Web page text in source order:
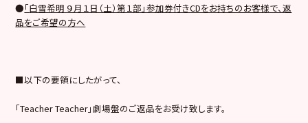
●「白雪希明 ９月１日（土）第１部」参加券付きCDをお持ちのお客様で、返
品をご希望の方へ
■以下の要領にしたがって、
「Teacher Teacher」劇場盤のご返品をお受け致します。